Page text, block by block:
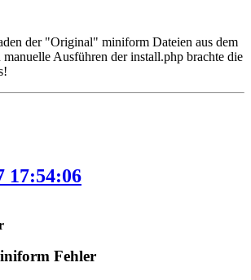
der "Original" miniform Dateien aus dem
Ausführen der install.php brachte die
17:54:06
Fehler